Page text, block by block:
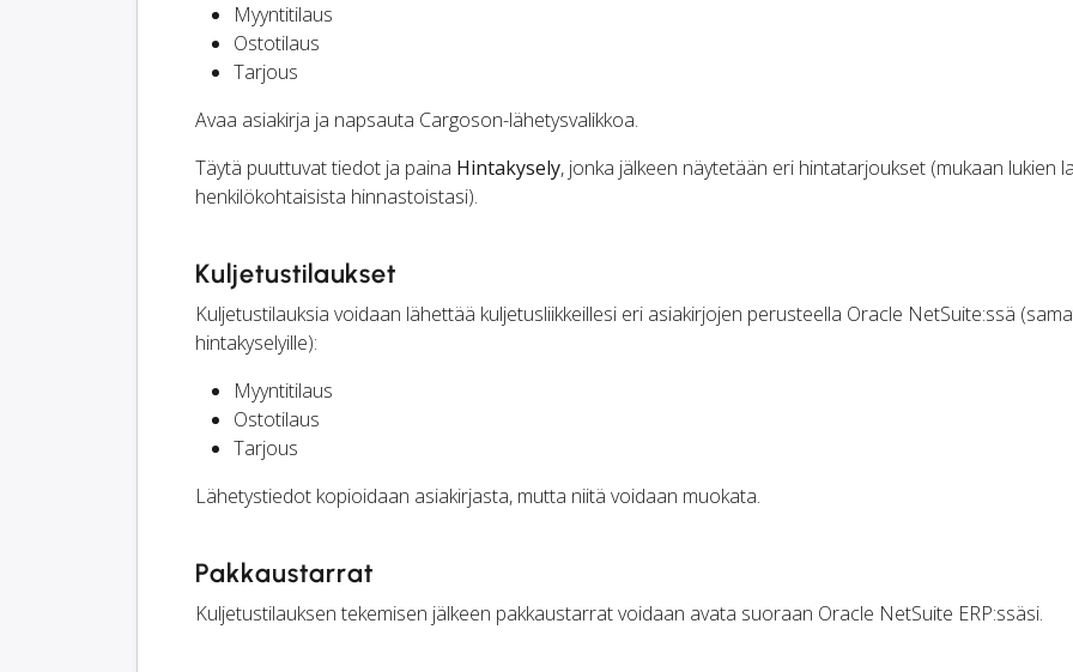
Myyntitilaus
Ostotilaus
Tarjous
Avaa asiakirja ja napsauta Cargoson-lähetysvalikkoa.
Täytä puuttuvat tiedot ja paina Hintakysely, jonka jälkeen näytetään eri hintatarjoukset (mukaan lukien
henkilökohtaisista hinnastoistasi).
Kuljetustilaukset
Kuljetustilauksia voidaan lähettää kuljetusliikkeillesi eri asiakirjojen perusteella Oracle NetSuite:ssä
hintakyselyille):
Myyntitilaus
Ostotilaus
Tarjous
Lähetystiedot kopioidaan asiakirjasta, mutta niitä voidaan muokata.
Pakkaustarrat
Kuljetustilauksen tekemisen jälkeen pakkaustarrat voidaan avata suoraan Oracle NetSuite ERP:ssäsi.